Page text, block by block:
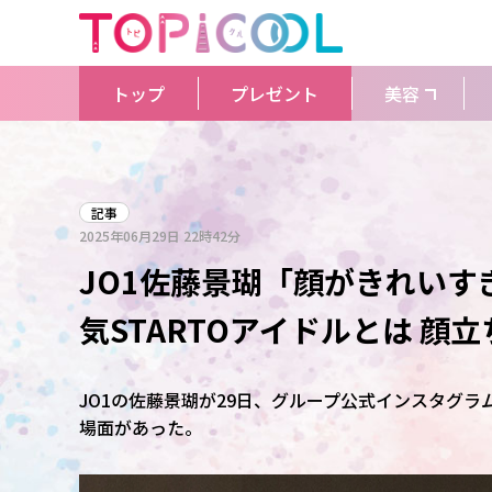
トップ プレゼント 美容
記事
2025年06月29日 22時42分
JO1佐藤景瑚「顔がきれい
気STARTOアイドルとは 顔
JO1の佐藤景瑚が29日、グループ公式インスタグ
場面があった。